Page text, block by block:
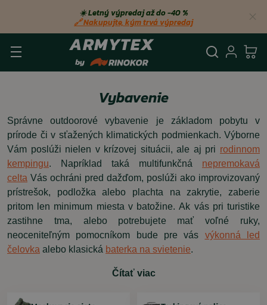
☀️ Letný výpredaj až do −40 %
🔗 Nakupujte, kým trvá výpredaj
Vybavenie
Správne outdoorové vybavenie je základom pobytu v
prírode či v sťažených klimatických podmienkach. Výborne
Vám poslúži nielen v krízovej situácii, ale aj pri rodinnom
kempingu. Napríklad taká multifunkčná nepremokavá
celta Vás ochráni pred dažďom, poslúži ako improvizovaný
prístrešok, podložka alebo plachta na zakrytie, zaberie
pritom len minimum miesta v batožine. Ak vás pri turistike
zastihne tma, alebo potrebujete mať voľné ruky,
neoceniteľným pomocníkom bude pre vás výkonná led
čelovka alebo klasická baterka na svietenie.
Čítať viac